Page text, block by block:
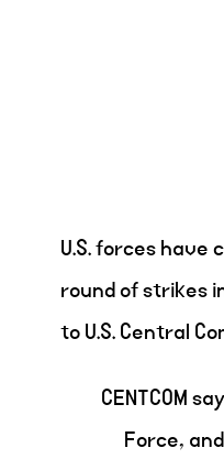
U.S. forces have
round of strikes
to U.S. Central
CENTCOM
Force,